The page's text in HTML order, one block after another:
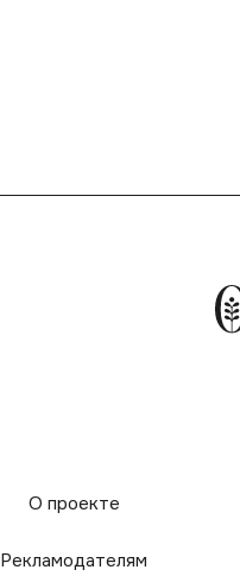
О проекте
Рекламодателям